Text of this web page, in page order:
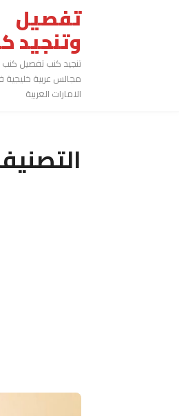
تفصيل
وتنجيد
تنجيد كنب تفصيل
مجالس عربية خليجية
الامارات العربية